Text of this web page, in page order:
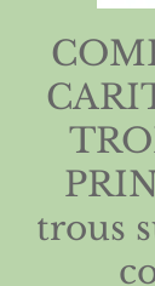
trous